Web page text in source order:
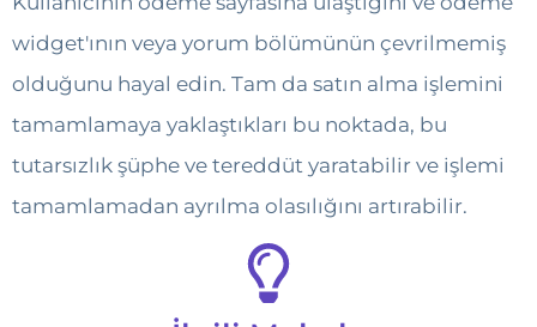
widget'ının veya yorum bölümünün çevrilmemiş
olduğunu hayal edin. Tam da satın alma işlemini
tamamlamaya yaklaştıkları bu noktada, bu
tutarsızlık şüphe ve tereddüt yaratabilir ve işlemi
tamamlamadan ayrılma olasılığını artırabilir.